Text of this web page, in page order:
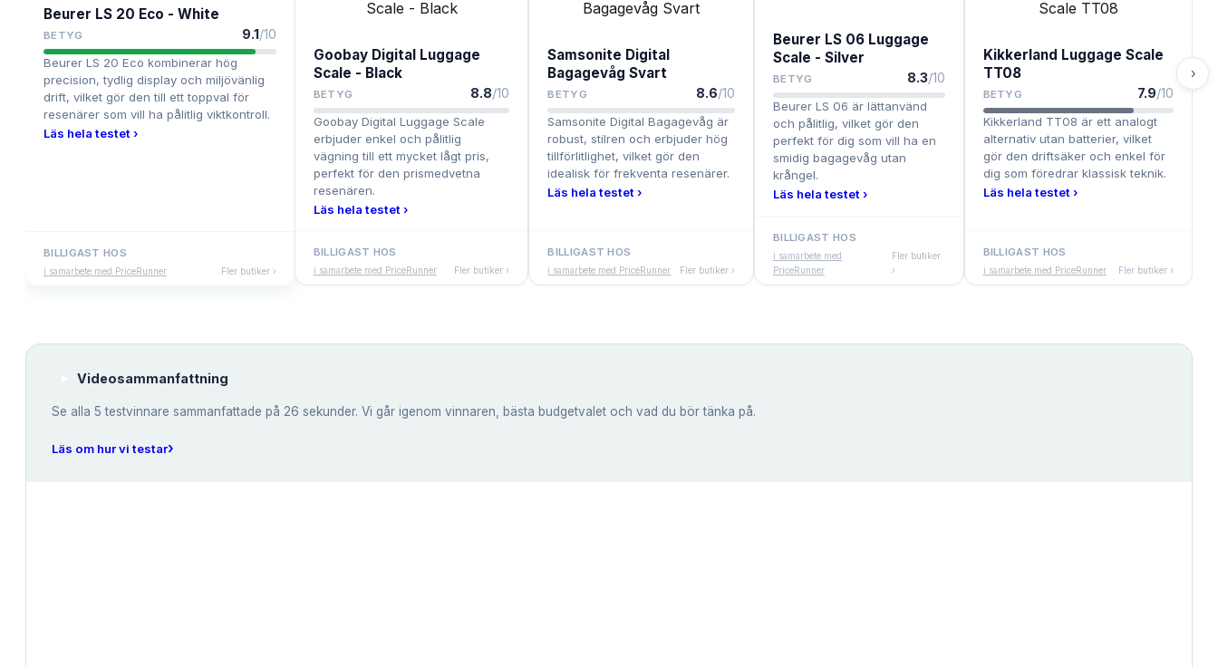
Beurer LS 20 Eco - White
BETYG 9.1/10
Beurer LS 20 Eco kombinerar hög
precision, tydlig display och miljövänlig
drift, vilket gör den till ett toppval för
resenärer som vill ha pålitlig viktkontroll.
Läs hela testet ›
BILLIGAST HOS
i samarbete med PriceRunner Fler butiker ›
Goobay Digital Luggage
Scale - Black
BETYG 8.8/10
Goobay Digital Luggage Scale
erbjuder enkel och pålitlig
vägning till ett mycket lågt pris,
perfekt för den prismedvetna
resenären.
Läs hela testet ›
BILLIGAST HOS
i samarbete med PriceRunner Fler butiker ›
Samsonite Digital
Bagagevåg Svart
BETYG 8.6/10
Samsonite Digital Bagagevåg är
robust, stilren och erbjuder hög
tillförlitlighet, vilket gör den
idealisk för frekventa resenärer.
Läs hela testet ›
BILLIGAST HOS
i samarbete med PriceRunner Fler butiker ›
Beurer LS 06 Luggage
Scale - Silver
BETYG 8.3/10
Beurer LS 06 är lättanvänd
och pålitlig, vilket gör den
perfekt för dig som vill ha en
smidig bagagevåg utan
krångel.
Läs hela testet ›
BILLIGAST HOS
i samarbete med
PriceRunner
Fler butiker
›
Kikkerland Luggage Scale
TT08
BETYG 7.9/10
Kikkerland TT08 är ett analogt
alternativ utan batterier, vilket
gör den driftsäker och enkel för
dig som föredrar klassisk teknik.
Läs hela testet ›
BILLIGAST HOS
i samarbete med PriceRunner Fler butiker ›
›
Videosammanfattning
Se alla 5 testvinnare sammanfattade på 26 sekunder. Vi går igenom vinnaren, bästa budgetvalet och vad du bör tänka på.
Läs om hur vi testar›